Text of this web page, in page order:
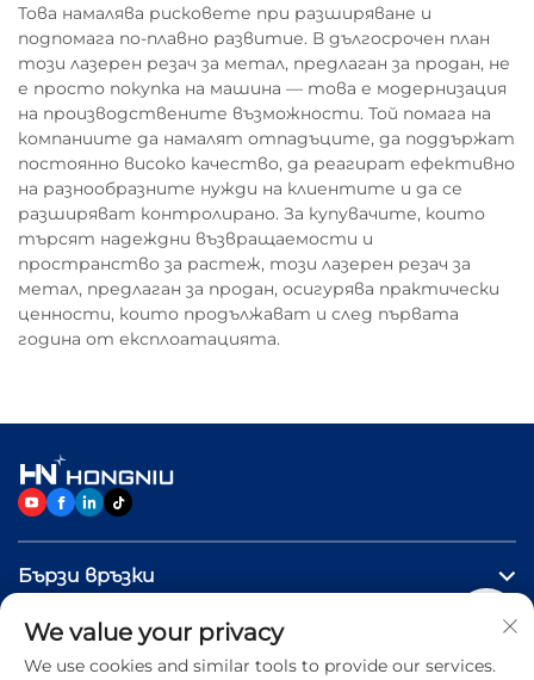
Това намалява рисковете при разширяване и
подпомага по-плавно развитие. В дългосрочен план
този лазерен резач за метал, предлаган за продан, не
е просто покупка на машина — това е модернизация
на производствените възможности. Той помага на
компаниите да намалят отпадъците, да поддържат
постоянно високо качество, да реагират ефективно
на разнообразните нужди на клиентите и да се
разширяват контролирано. За купувачите, които
търсят надеждни възвращаемости и
пространство за растеж, този лазерен резач за
метал, предлаган за продан, осигурява практически
ценности, които продължават и след първата
година от експлоатацията.
Бързи връзки
ПРОДУКТИ
We value your privacy
We use cookies and similar tools to provide our services.